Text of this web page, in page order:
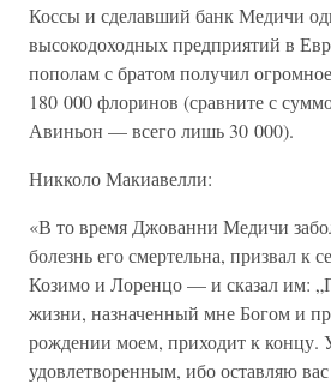
Коссы и сделавший банк Медичи
высокодоходных предприятий в
пополам с братом получил
180 000 флоринов (сравните с
Авиньон — всего лишь 30 000).
Никколо Макиавелли:
«В то время Джованни Медичи
болезнь его смертельна, призвал к
Козимо и Лоренцо — и сказал им:
жизни, назначенный мне Богом и
рождении моем, приходит к концу.
удовлетворенным, ибо оставляю